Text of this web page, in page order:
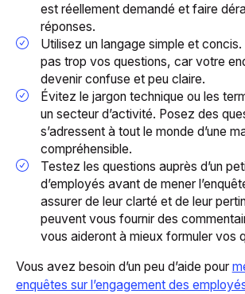
est réellement demandé et faire
réponses.
Utilisez un langage simple et
pas trop vos questions, car votre
devenir confuse et peu claire.
Évitez le jargon technique ou les
un secteur d’activité. Posez des
s’adressent à tout le monde d’une
compréhensible.
Testez les questions auprès d’un
d’employés avant de mener
assurer de leur clarté et de leur
peuvent vous fournir des
vous aideront à mieux formuler vos
Vous avez besoin d’un peu d’aide pour
enquêtes sur l’engagement des